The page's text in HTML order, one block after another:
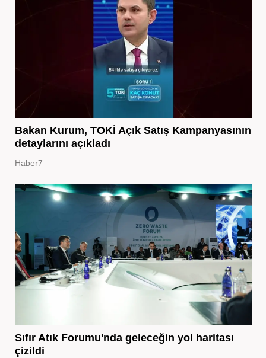
Bakan Kurum, TOKİ Açık Satış Kampanyasının
detaylarını açıkladı
Haber7
Sıfır Atık Forumu'nda geleceğin yol haritası
çizildi